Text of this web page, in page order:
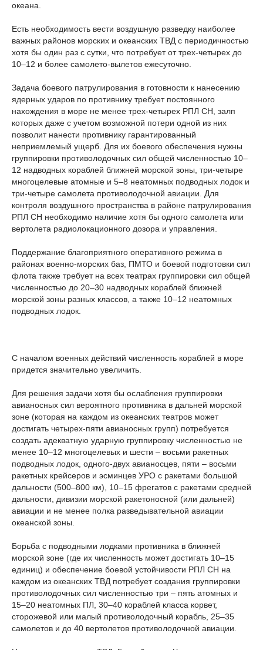
океана.
Есть необходимость вести воздушную разведку наиболее
важных районов морских и океанских ТВД с периодичностью
хотя бы один раз с сутки, что потребует от трех-четырех до
10–12 и более самолето-вылетов ежесуточно.
Задача боевого патрулирования в готовности к нанесению
ядерных ударов по противнику требует постоянного
нахождения в море не менее трех-четырех РПЛ СН, залп
которых даже с учетом возможной потери одной из них
позволит нанести противнику гарантированный
неприемлемый ущерб. Для их боевого обеспечения нужны
группировки противолодочных сил общей численностью 10–
12 надводных кораблей ближней морской зоны, три-четыре
многоцелевые атомные и 5–8 неатомных подводных лодок и
три-четыре самолета противолодочной авиации. Для
контроля воздушного пространства в районе патрулирования
РПЛ СН необходимо наличие хотя бы одного самолета или
вертолета радиолокационного дозора и управления.
Поддержание благоприятного оперативного режима в
районах военно-морских баз, ПМТО и боевой подготовки сил
флота также требует на всех театрах группировки сил общей
численностью до 20–30 надводных кораблей ближней
морской зоны разных классов, а также 10–12 неатомных
подводных лодок.
С началом военных действий численность кораблей в море
придется значительно увеличить.
Для решения задачи хотя бы ослабления группировки
авианосных сил вероятного противника в дальней морской
зоне (которая на каждом из океанских театров может
достигать четырех-пяти авианосных групп) потребуется
создать адекватную ударную группировку численностью не
менее 10–12 многоцелевых и шести – восьми ракетных
подводных лодок, одного-двух авианосцев, пяти – восьми
ракетных крейсеров и эсминцев УРО с ракетами большой
дальности (500–800 км), 10–15 фрегатов с ракетами средней
дальности, дивизии морской ракетоносной (или дальней)
авиации и не менее полка разведывательной авиации
океанской зоны.
Борьба с подводными лодками противника в ближней
морской зоне (где их численность может достигать 10–15
единиц) и обеспечение боевой устойчивости РПЛ СН на
каждом из океанских ТВД потребует создания группировки
противолодочных сил численностью три – пять атомных и
15–20 неатомных ПЛ, 30–40 кораблей класса корвет,
сторожевой или малый противолодочный корабль, 25–35
самолетов и до 40 вертолетов противолодочной авиации.